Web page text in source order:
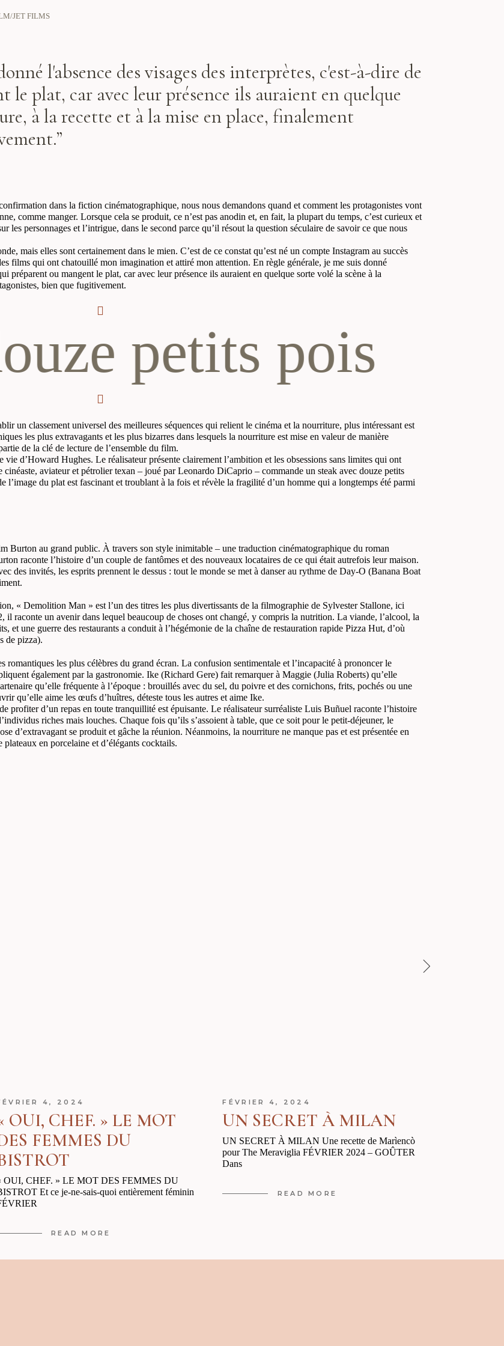
JET FILMS
l'absence des visages des interprètes, c'est-à-dire de
le plat, car avec leur présence ils auraient en quelque
à la recette et à la mise en place, finalement
dans la fiction cinématographique, nous nous demandons quand et comment les protagonistes vont
comme manger. Lorsque cela se produit, ce n’est pas anodin et, en fait, la plupart du temps, c’est curieux et
les personnages et l’intrigue, dans le second parce qu’il résout la question séculaire de savoir ce que nous
mais elles sont certainement dans le mien. C’est de ce constat qu’est né un compte Instagram au succès
films qui ont chatouillé mon imagination et attiré mon attention. En règle générale, je me suis donné
préparent ou mangent le plat, car avec leur présence ils auraient en quelque sorte volé la scène à la
bien que fugitivement.
petits pois
un classement universel des meilleures séquences qui relient le cinéma et la nourriture, plus intéressant est
les plus extravagants et les plus bizarres dans lesquels la nourriture est mise en valeur de manière
de la clé de lecture de l’ensemble du film.
d’Howard Hughes. Le réalisateur présente clairement l’ambition et les obsessions sans limites qui ont
aviateur et pétrolier texan – joué par Leonardo DiCaprio – commande un steak avec douze petits
l’image du plat est fascinant et troublant à la fois et révèle la fragilité d’un homme qui a longtemps été parmi
Burton au grand public. À travers son style inimitable – une traduction cinématographique du roman
raconte l’histoire d’un couple de fantômes et des nouveaux locataires de ce qui était autrefois leur maison.
des invités, les esprits prennent le dessus : tout le monde se met à danser au rythme de Day-O (Banana Boat
« Demolition Man » est l’un des titres les plus divertissants de la filmographie de Sylvester Stallone, ici
raconte un avenir dans lequel beaucoup de choses ont changé, y compris la nutrition. La viande, l’alcool, la
et une guerre des restaurants a conduit à l’hégémonie de la chaîne de restauration rapide Pizza Hut, d’où
de pizza).
les plus célèbres du grand écran. La confusion sentimentale et l’incapacité à prononcer le
également par la gastronomie. Ike (Richard Gere) fait remarquer à Maggie (Julia Roberts) qu’elle
qu’elle fréquente à l’époque : brouillés avec du sel, du poivre et des cornichons, frits, pochés ou une
qu’elle aime les œufs d’huîtres, déteste tous les autres et aime Ike.
profiter d’un repas en toute tranquillité est épuisante. Le réalisateur surréaliste Luis Buñuel raconte l’histoire
riches mais louches. Chaque fois qu’ils s’assoient à table, que ce soit pour le petit-déjeuner, le
d’extravagant se produit et gâche la réunion. Néanmoins, la nourriture ne manque pas et est présentée en
en porcelaine et d’élégants cocktails.
4, 2024
OUI, CHEF. » LE MOT
FEMMES DU
OUI, CHEF. » LE MOT DES FEMMES DU
Et ce je-ne-sais-quoi entièrement féminin
READ MORE
FÉVRIER 4, 2024
UN SECRET À MILAN
UN SECRET À MILAN Une recette de Marìencò
pour The Meraviglia FÉVRIER 2024 – GOÛTER
Dans
READ MORE